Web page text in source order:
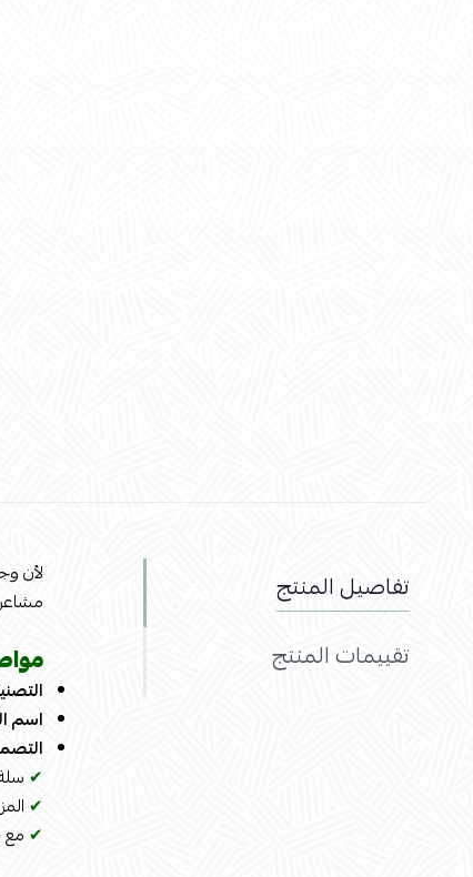
تفاصيل المنتج
تقييمات المنتج
لأن
اسم
✔
✔
✔ مع